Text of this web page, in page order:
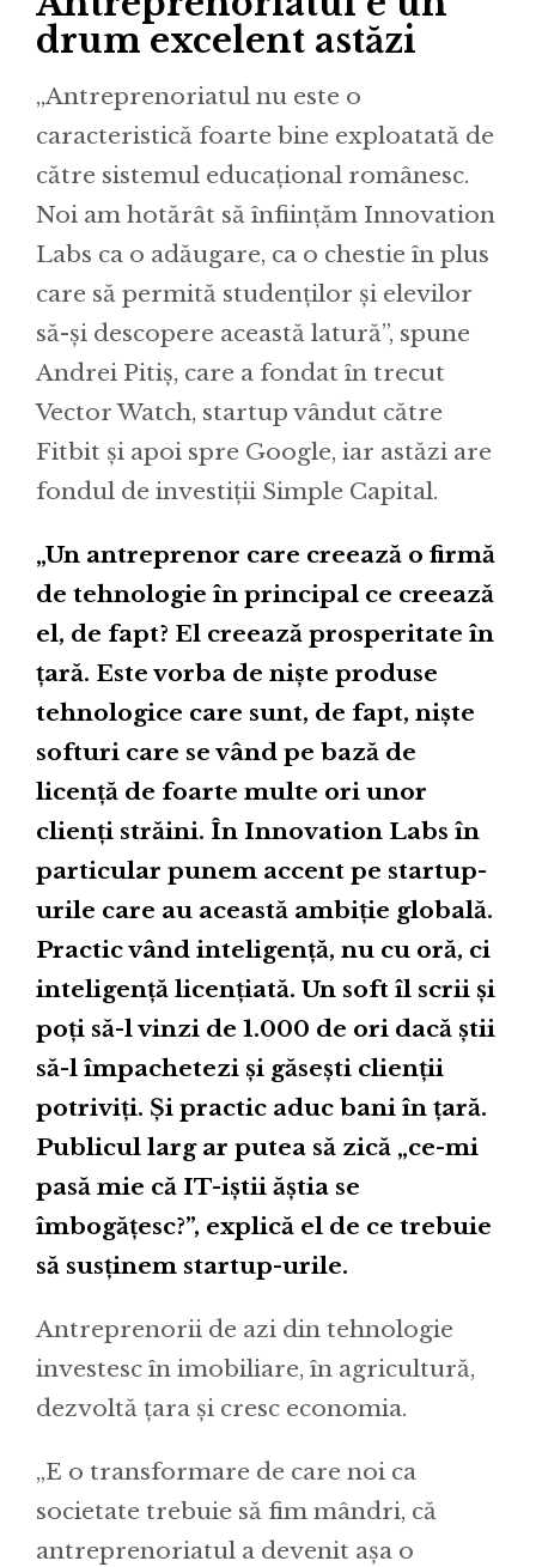
drum excelent astăzi
„Antreprenoriatul nu este o
caracteristică foarte bine exploatată de
către sistemul educațional românesc.
Noi am hotărât să înființăm Innovation
Labs ca o adăugare, ca o chestie în plus
care să permită studenților și elevilor
să-și descopere această latură”, spune
Andrei Pitiș, care a fondat în trecut
Vector Watch, startup vândut către
Fitbit și apoi spre Google, iar astăzi are
fondul de investiții Simple Capital.
„Un antreprenor care creează o firmă
de tehnologie în principal ce creează
el, de fapt? El creează prosperitate în
țară. Este vorba de niște produse
tehnologice care sunt, de fapt, niște
softuri care se vând pe bază de
licență de foarte multe ori unor
clienți străini. În Innovation Labs în
particular punem accent pe startup-
urile care au această ambiție globală.
Practic vând inteligență, nu cu oră, ci
inteligență licențiată. Un soft îl scrii și
poți să-l vinzi de 1.000 de ori dacă știi
să-l împachetezi și găsești clienții
potriviți. Și practic aduc bani în țară.
Publicul larg ar putea să zică „ce-mi
pasă mie că IT-iștii ăștia se
îmbogățesc?”, explică el de ce trebuie
să susținem startup-urile.
Antreprenorii de azi din tehnologie
investesc în imobiliare, în agricultură,
dezvoltă țara și cresc economia.
„E o transformare de care noi ca
societate trebuie să fim mândri, că
antreprenoriatul a devenit așa o